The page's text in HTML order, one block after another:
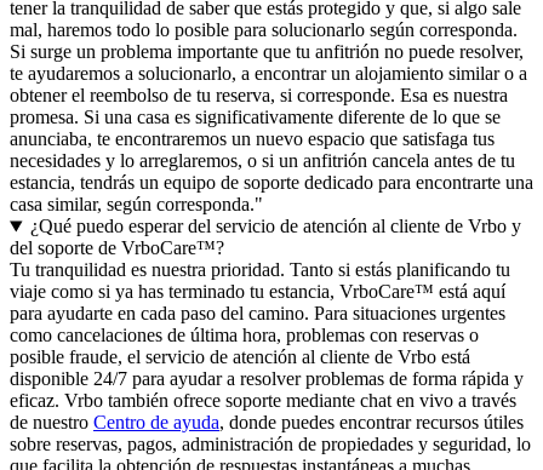
tener la tranquilidad de saber que estás protegido y que, si algo sale
mal, haremos todo lo posible para solucionarlo según corresponda.
Si surge un problema importante que tu anfitrión no puede resolver,
te ayudaremos a solucionarlo, a encontrar un alojamiento similar o a
obtener el reembolso de tu reserva, si corresponde. Esa es nuestra
promesa. Si una casa es significativamente diferente de lo que se
anunciaba, te encontraremos un nuevo espacio que satisfaga tus
necesidades y lo arreglaremos, o si un anfitrión cancela antes de tu
estancia, tendrás un equipo de soporte dedicado para encontrarte una
casa similar, según corresponda."
¿Qué puedo esperar del servicio de atención al cliente de Vrbo y
del soporte de VrboCare™?
Tu tranquilidad es nuestra prioridad. Tanto si estás planificando tu
viaje como si ya has terminado tu estancia, VrboCare™ está aquí
para ayudarte en cada paso del camino. Para situaciones urgentes
como cancelaciones de última hora, problemas con reservas o
posible fraude, el servicio de atención al cliente de Vrbo está
disponible 24/7 para ayudar a resolver problemas de forma rápida y
eficaz. Vrbo también ofrece soporte mediante chat en vivo a través
de nuestro Centro de ayuda, donde puedes encontrar recursos útiles
sobre reservas, pagos, administración de propiedades y seguridad, lo